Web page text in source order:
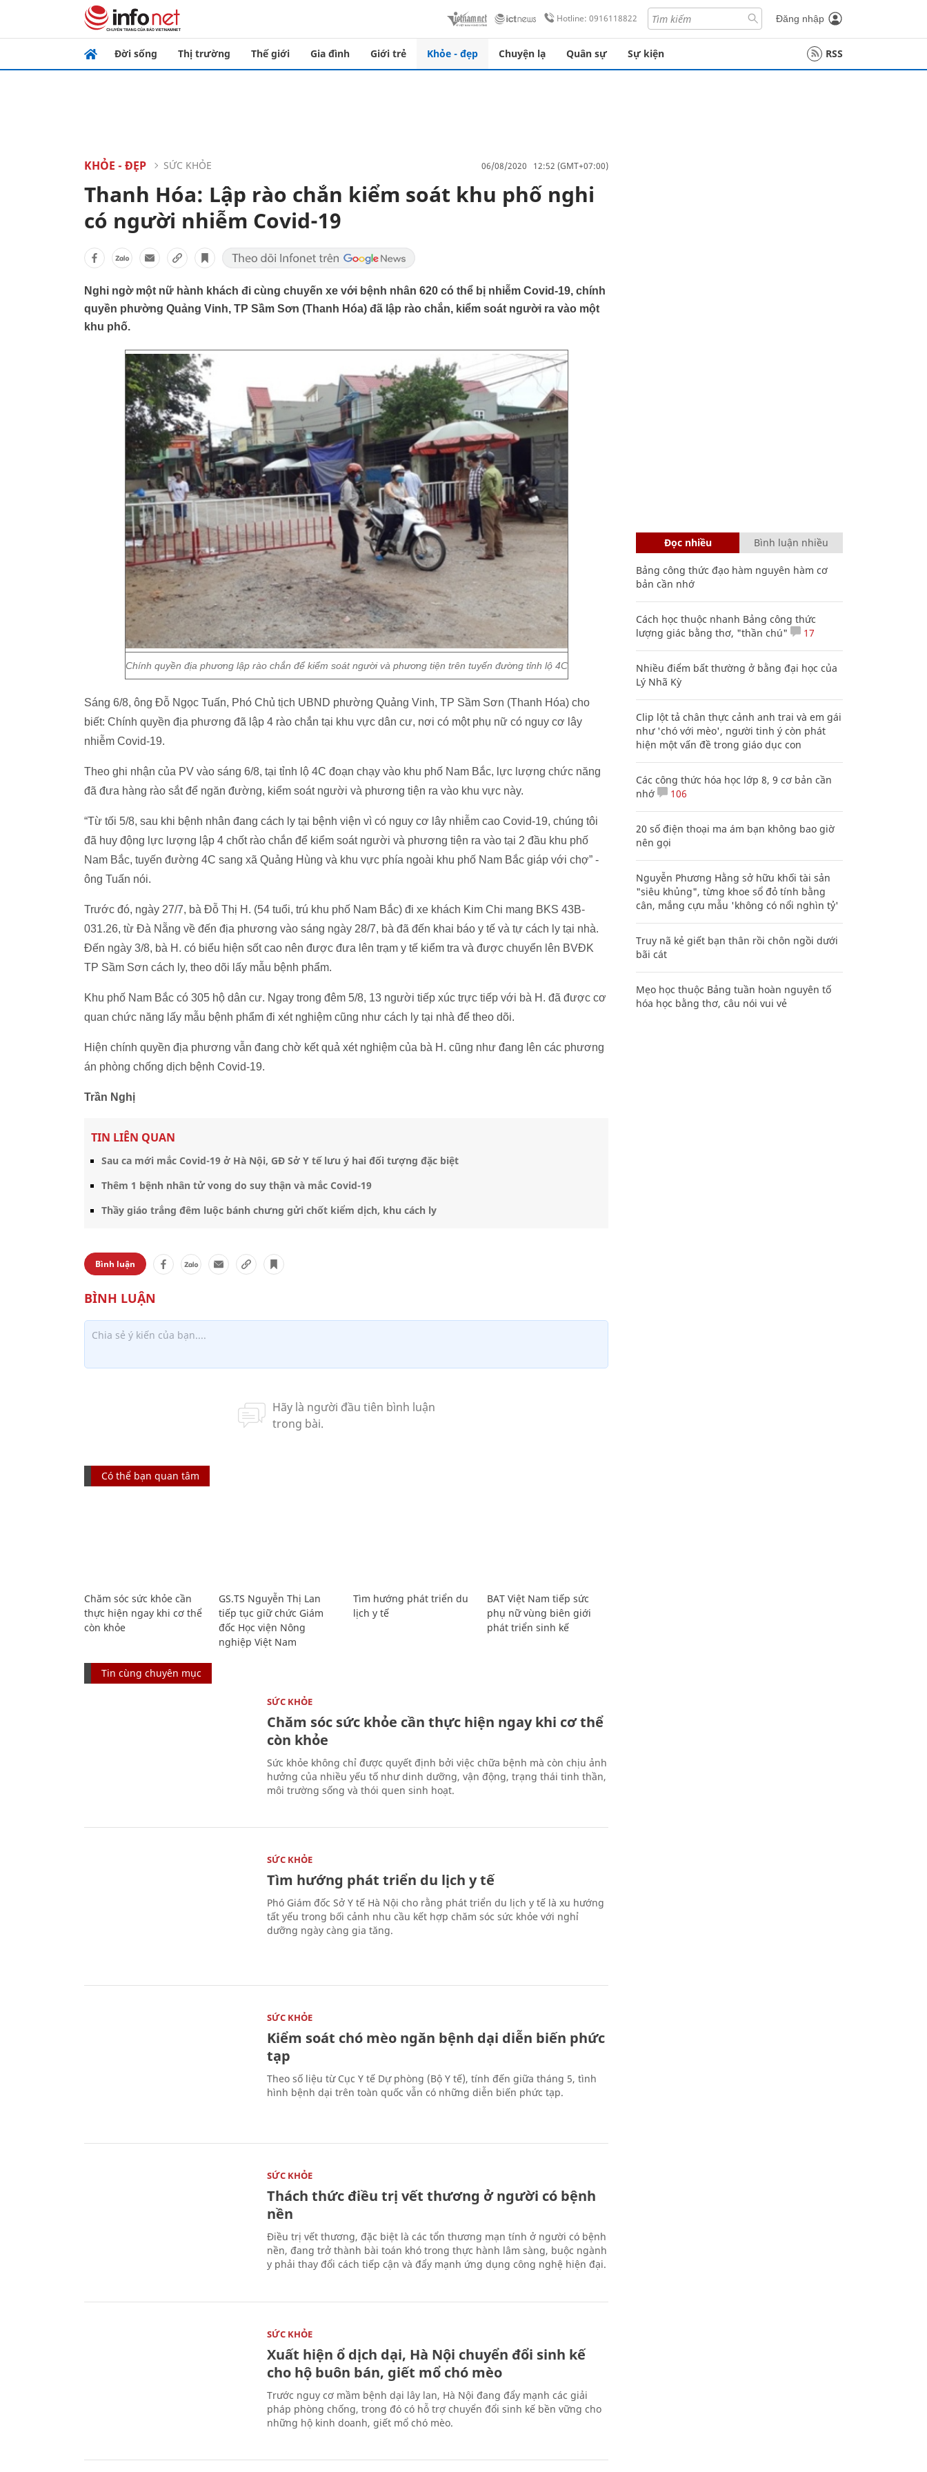
Hotline: 0916118822 Đăng nhập
Đời sống Thị trường Thế giới Gia đình Giới trẻ Khỏe - đẹp Chuyện lạ Quân sự Sự kiện RSS
KHỎE - ĐẸP SỨC KHỎE 06/08/2020 12:52 (GMT+07:00)
Thanh Hóa: Lập rào chắn kiểm soát khu phố nghi
có người nhiễm Covid-19
Nghi ngờ một nữ hành khách đi cùng chuyến xe với bệnh nhân 620 có thể bị nhiễm Covid-19, chính
quyền phường Quảng Vinh, TP Sầm Sơn (Thanh Hóa) đã lập rào chắn, kiểm soát người ra vào một
khu phố.
Chính quyền địa phương lập rào chắn để kiểm soát người và phương tiện trên tuyến đường tỉnh lộ 4C
Sáng 6/8, ông Đỗ Ngọc Tuấn, Phó Chủ tịch UBND phường Quảng Vinh, TP Sầm Sơn (Thanh Hóa) cho
biết: Chính quyền địa phương đã lập 4 rào chắn tại khu vực dân cư, nơi có một phụ nữ có nguy cơ lây
nhiễm Covid-19.
Theo ghi nhận của PV vào sáng 6/8, tại tỉnh lộ 4C đoạn chạy vào khu phố Nam Bắc, lực lượng chức năng
đã đưa hàng rào sắt để ngăn đường, kiểm soát người và phương tiện ra vào khu vực này.
“Từ tối 5/8, sau khi bệnh nhân đang cách ly tại bệnh viện vì có nguy cơ lây nhiễm cao Covid-19, chúng tôi
đã huy động lực lượng lập 4 chốt rào chắn để kiểm soát người và phương tiện ra vào tại 2 đầu khu phố
Nam Bắc, tuyến đường 4C sang xã Quảng Hùng và khu vực phía ngoài khu phố Nam Bắc giáp với chợ” -
ông Tuấn nói.
Trước đó, ngày 27/7, bà Đỗ Thị H. (54 tuổi, trú khu phố Nam Bắc) đi xe khách Kim Chi mang BKS 43B-
031.26, từ Đà Nẵng về đến địa phương vào sáng ngày 28/7, bà đã đến khai báo y tế và tự cách ly tại nhà.
Đến ngày 3/8, bà H. có biểu hiện sốt cao nên được đưa lên trạm y tế kiểm tra và được chuyển lên BVĐK
TP Sầm Sơn cách ly, theo dõi lấy mẫu bệnh phẩm.
Khu phố Nam Bắc có 305 hộ dân cư. Ngay trong đêm 5/8, 13 người tiếp xúc trực tiếp với bà H. đã được cơ
quan chức năng lấy mẫu bệnh phẩm đi xét nghiệm cũng như cách ly tại nhà để theo dõi.
Hiện chính quyền địa phương vẫn đang chờ kết quả xét nghiệm của bà H. cũng như đang lên các phương
án phòng chống dịch bệnh Covid-19.
Trần Nghị
TIN LIÊN QUAN
Sau ca mới mắc Covid-19 ở Hà Nội, GĐ Sở Y tế lưu ý hai đối tượng đặc biệt
Thêm 1 bệnh nhân tử vong do suy thận và mắc Covid-19
Thầy giáo trắng đêm luộc bánh chưng gửi chốt kiểm dịch, khu cách ly
Bình luận
Có thể bạn quan tâm
Chăm sóc sức khỏe cần
thực hiện ngay khi cơ thể
còn khỏe
GS.TS Nguyễn Thị Lan
tiếp tục giữ chức Giám
đốc Học viện Nông
nghiệp Việt Nam
Tìm hướng phát triển du
lịch y tế
BAT Việt Nam tiếp sức
phụ nữ vùng biên giới
phát triển sinh kế
Tin cùng chuyên mục
SỨC KHỎE
Chăm sóc sức khỏe cần thực hiện ngay khi cơ thể
còn khỏe
Sức khỏe không chỉ được quyết định bởi việc chữa bệnh mà còn chịu ảnh
hưởng của nhiều yếu tố như dinh dưỡng, vận động, trạng thái tinh thần,
môi trường sống và thói quen sinh hoạt.
SỨC KHỎE
Tìm hướng phát triển du lịch y tế
Phó Giám đốc Sở Y tế Hà Nội cho rằng phát triển du lịch y tế là xu hướng
tất yếu trong bối cảnh nhu cầu kết hợp chăm sóc sức khỏe với nghỉ
dưỡng ngày càng gia tăng.
SỨC KHỎE
Kiểm soát chó mèo ngăn bệnh dại diễn biến phức
tạp
Theo số liệu từ Cục Y tế Dự phòng (Bộ Y tế), tính đến giữa tháng 5, tình
hình bệnh dại trên toàn quốc vẫn có những diễn biến phức tạp.
SỨC KHỎE
Thách thức điều trị vết thương ở người có bệnh
nền
Điều trị vết thương, đặc biệt là các tổn thương mạn tính ở người có bệnh
nền, đang trở thành bài toán khó trong thực hành lâm sàng, buộc ngành
y phải thay đổi cách tiếp cận và đẩy mạnh ứng dụng công nghệ hiện đại.
SỨC KHỎE
Xuất hiện ổ dịch dại, Hà Nội chuyển đổi sinh kế
cho hộ buôn bán, giết mổ chó mèo
Trước nguy cơ mầm bệnh dại lây lan, Hà Nội đang đẩy mạnh các giải
pháp phòng chống, trong đó có hỗ trợ chuyển đổi sinh kế bền vững cho
những hộ kinh doanh, giết mổ chó mèo.
Đọc nhiều Bình luận nhiều
Bảng công thức đạo hàm nguyên hàm cơ
bản cần nhớ
Cách học thuộc nhanh Bảng công thức
lượng giác bằng thơ, "thần chú"
17
Nhiều điểm bất thường ở bằng đại học của
Lý Nhã Kỳ
Clip lột tả chân thực cảnh anh trai và em gái
như 'chó với mèo', người tinh ý còn phát
hiện một vấn đề trong giáo dục con
Các công thức hóa học lớp 8, 9 cơ bản cần
nhớ
106
20 số điện thoại ma ám bạn không bao giờ
nên gọi
Nguyễn Phương Hằng sở hữu khối tài sản
"siêu khủng", từng khoe sổ đỏ tính bằng
cân, mắng cựu mẫu 'không có nổi nghìn tỷ'
Truy nã kẻ giết bạn thân rồi chôn ngồi dưới
bãi cát
Mẹo học thuộc Bảng tuần hoàn nguyên tố
hóa học bằng thơ, câu nói vui vẻ